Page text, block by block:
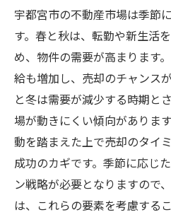
売却後の満足度を高
価格交渉の失敗事例
宇都宮市の不動産市場は季節
す。春と秋は、転勤や新生活
め、物件の需要が高まります
給も増加し、売却のチャンス
と冬は需要が減少する時期と
場が動きにくい傾向がありま
動を踏まえた上で売却のタイ
成功のカギです。季節に応じ
ン戦略が必要となりますので
は、これらの要素を考慮する